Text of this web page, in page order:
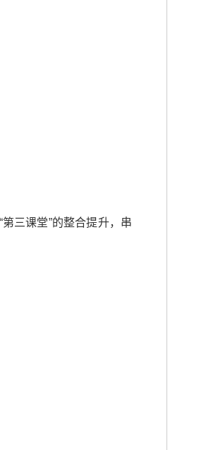
三课堂”的整合提升，串